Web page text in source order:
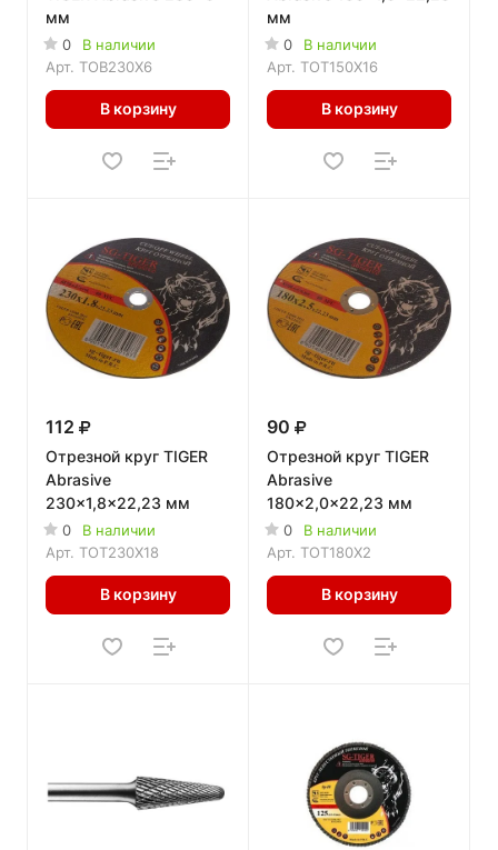
мм
0
В наличии
Арт. TOB230X6
В корзину
мм
0
В наличии
Арт. TOT150X16
В корзину
112
Отрезной круг TIGER
Abrasive
230x1,8x22,23 мм
0
В наличии
Арт. TOT230X18
В корзину
90
Отрезной круг TIGER
Abrasive
180x2,0x22,23 мм
0
В наличии
Арт. TOT180X2
В корзину